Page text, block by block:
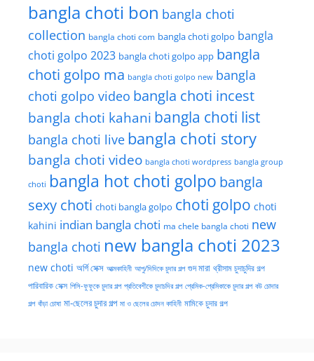
bangla choti bon bangla choti
collection bangla choti com bangla choti golpo bangla
choti golpo 2023 bangla choti golpo app bangla
choti golpo ma bangla choti golpo new bangla
choti golpo video bangla choti incest
bangla choti kahani bangla choti list
bangla choti live bangla choti story
bangla choti video bangla choti wordpress bangla group
choti bangla hot choti golpo bangla
sexy choti choti bangla golpo choti golpo choti
kahini indian bangla choti ma chele bangla choti new
bangla choti new bangla choti 2023
new choti অর্গি সেক্স আত্মকাহিনী আপু/দিদিকে চুদার গল্প গুদ মারা থ্রীসাম চুদাচুদির গল্প
পারিবারিক সেক্স পিসি-ফুফুকে চুদার গল্প প্রতিবেশীকে চুদাচদির গল্প প্রেমিক-প্রেমিকাকে চুদার গল্প বউ চোদার
গল্প বাঁড়া চোষা মা-ছেলের চুদার গল্প মা ও ছেলের চোদন কাহিনী মামিকে চুদার গল্প